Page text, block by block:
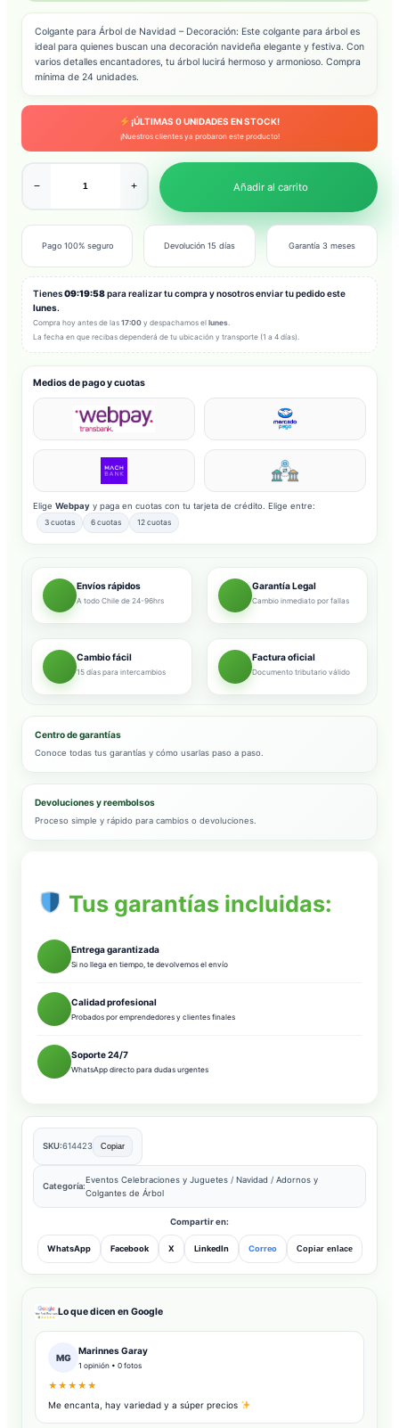
Colgante para Árbol de Navidad – Decoración: Este colgante para árbol es
ideal para quienes buscan una decoración navideña elegante y festiva. Con
varios detalles encantadores, tu árbol lucirá hermoso y armonioso. Compra
mínima de 24 unidades.
¡ÚLTIMAS0UNIDADES EN STOCK!
¡Nuestros clientes ya probaron este producto!
− + Añadir al carrito
Pago 100% seguro Devolución 15 días Garantía 3 meses
Tienes09:19:56para realizar tu compra y nosotros enviar tu pedido este
lunes.
Compra hoy antes de las 17:00 y despachamos el lunes
La fecha en que recibas dependerá de tu ubicación y transporte (1 a 4 días).
Medios de pago y cuotas
Elige Webpay y paga en cuotas con tu tarjeta de crédito. Elige entre:
3 cuotas 6 cuotas 12 cuotas
Envíos rápidos
A todo Chile de 24-96hrs
Garantía Legal
Cambio inmediato por fallas
Cambio fácil
15 días para intercambios
Factura oficial
Documento tributario válido
Centro de garantías
Conoce todas tus garantías y cómo usarlas paso a paso.
Devoluciones y reembolsos
Proceso simple y rápido para cambios o devoluciones.
Tus garantías incluidas:
Entrega garantizada
Si no llega en tiempo, te devolvemos el envío
Calidad profesional
Probados por emprendedores y clientes finales
Soporte 24/7
WhatsApp directo para dudas urgentes
SKU:614423 Copiar
Categoría:
Eventos Celebraciones y Juguetes / Navidad / Adornos y
Colgantes de Árbol
Compartir en:
WhatsApp Facebook X LinkedIn Correo Copiar enlace
Lo que dicen en Google
MG
Marinnes Garay
1 opinión • 0 fotos
★★★★★
Me encanta, hay variedad y a súper precios